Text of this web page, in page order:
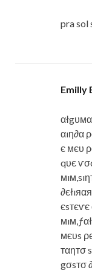
pra sol
Emilly
αıη∂α
є мєυ
qυє
мєυs
тαηтσ
gσsтσ